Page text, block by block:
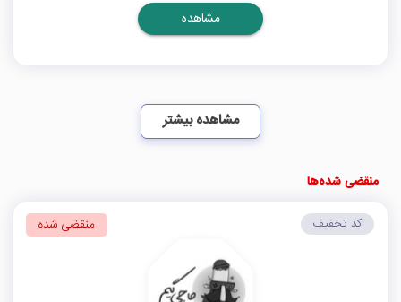
مشاهده
مشاهده بیشتر
منقضی شده‌ها
کد تخفیف منقضی شده